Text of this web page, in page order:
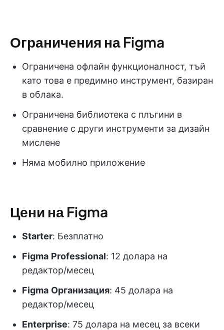
Ограничения на Figma
Ограничена офлайн функционалност, тъй
като това е предимно инструмент, базиран
в облака.
Ограничена библиотека с плъгини в
сравнение с други инструменти за дизайн
мислене
Няма мобилно приложение
Цени на Figma
Starter: Безплатно
Figma Professional: 12 долара на
редактор/месец
Figma Организация: 45 долара на
редактор/месец
Enterprise: 75 долара на месец за всеки